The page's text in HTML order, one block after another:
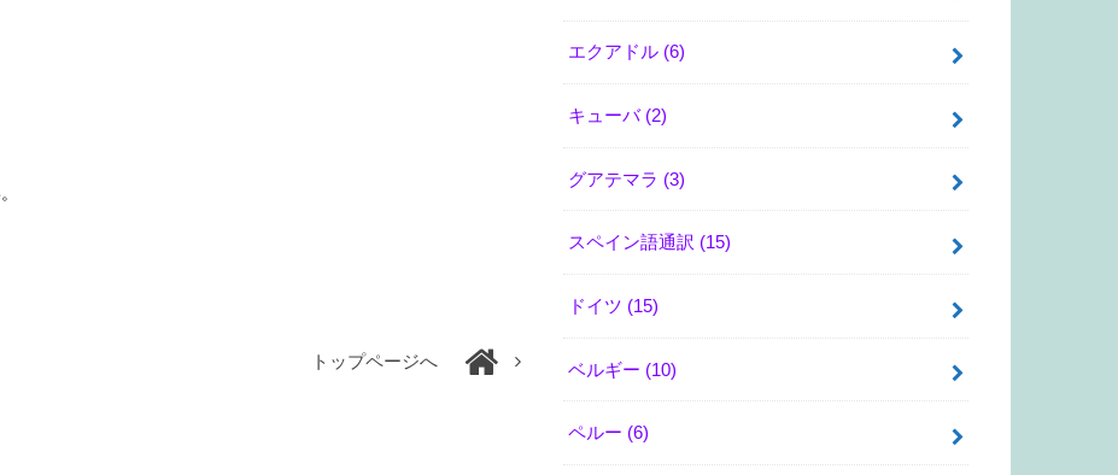
トップページへ
エクアドル (6)
キューバ (2)
グアテマラ (3)
スペイン語通訳 (15)
ドイツ (15)
ベルギー (10)
ペルー (6)